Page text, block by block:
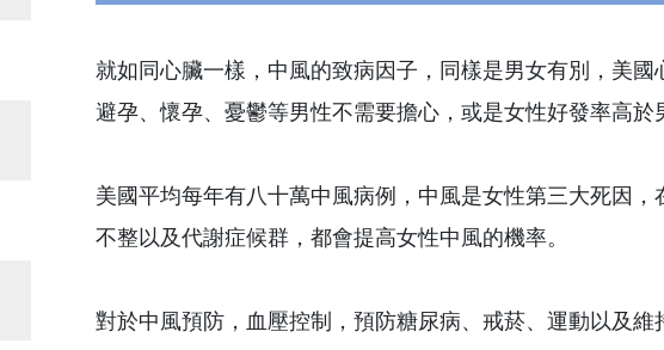
就如同心臟一樣，中風的致病因子，同樣是男女有別，美
避孕、懷孕、憂鬱等男性不需要擔心，或是女性好發率高於
美國平均每年有八十萬中風病例，中風是女性第三大死因
不整以及代謝症候群，都會提高女性中風的機率。
對於中風預防，血壓控制，預防糖尿病、戒菸、運動以及